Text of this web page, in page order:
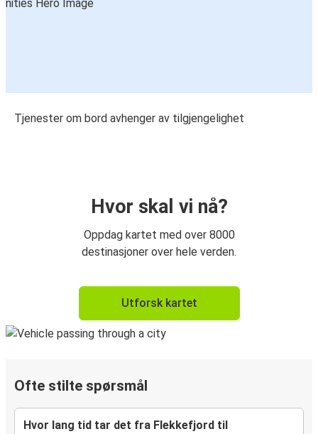
Tjenester om bord avhenger av tilgjengelighet
Hvor skal vi nå?
Oppdag kartet med over 8000
destinasjoner over hele verden.
Utforsk kartet
Ofte stilte spørsmål
Hvor lang tid tar det fra Flekkefjord til